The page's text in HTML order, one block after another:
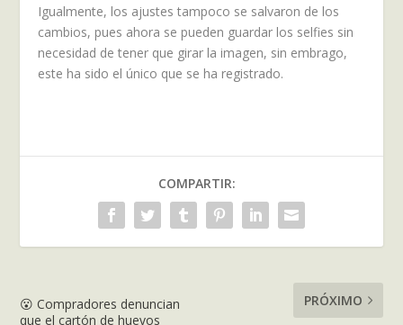
Igualmente, los ajustes tampoco se salvaron de los
cambios, pues ahora se pueden guardar los selfies sin
necesidad de tener que girar la imagen, sin embrago,
este ha sido el único que se ha registrado.
COMPARTIR:
😮 Compradores denuncian
que el cartón de huevos
PRÓXIMO